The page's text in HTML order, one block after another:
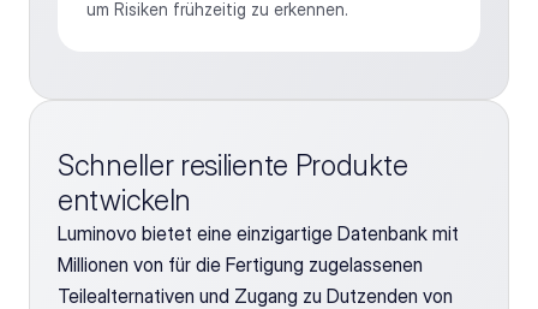
um Risiken frühzeitig zu erkennen.
Schneller resiliente Produkte
entwickeln
Luminovo bietet eine einzigartige Datenbank mit
Millionen von für die Fertigung zugelassenen
Teilealternativen und Zugang zu Dutzenden von